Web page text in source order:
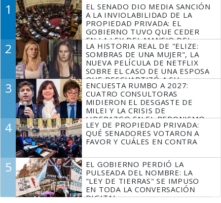
1
EL SENADO DIO MEDIA SANCIÓN
A LA INVIOLABILIDAD DE LA
PROPIEDAD PRIVADA: EL
GOBIERNO TUVO QUE CEDER
EN LA LEY DEL MANEJO DEL
FUEGO
2
LA HISTORIA REAL DE "ELIZE:
SOMBRAS DE UNA MUJER", LA
NUEVA PELÍCULA DE NETFLIX
SOBRE EL CASO DE UNA ESPOSA
QUE DESCUARTIZÓ A SU
MARIDO
3
ENCUESTA RUMBO A 2027:
CUATRO CONSULTORAS
MIDIERON EL DESGASTE DE
MILEI Y LA CRISIS DE
LIDERAZGO EN EL PERONISMO
4
LEY DE PROPIEDAD PRIVADA:
QUÉ SENADORES VOTARON A
FAVOR Y CUÁLES EN CONTRA
5
EL GOBIERNO PERDIÓ LA
PULSEADA DEL NOMBRE: LA
"LEY DE TIERRAS" SE IMPUSO
EN TODA LA CONVERSACIÓN
DIGITAL